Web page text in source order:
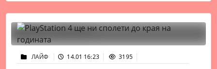
ЛАЙФ 14.01 16:23 3195